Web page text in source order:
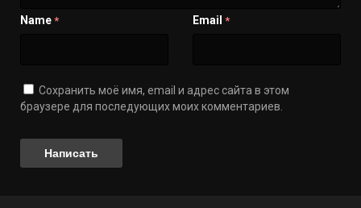
Name * Email *
Сохранить моё имя, email и адрес сайта в этом
браузере для последующих моих комментариев.